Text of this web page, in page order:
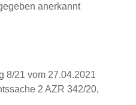
anerkannt
8/21 vom 27.04.2021
2 AZR 342/20,